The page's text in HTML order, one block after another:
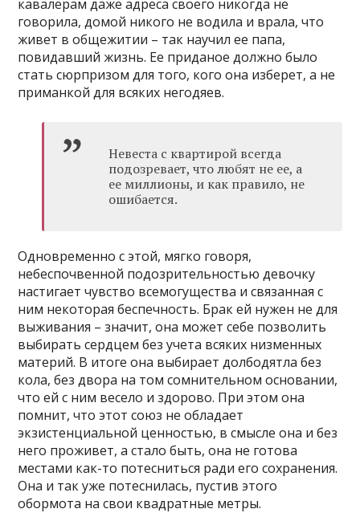
кавалерам даже адреса своего никогда не
говорила, домой никого не водила и врала, что
живет в общежитии – так научил ее папа,
повидавший жизнь. Ее приданое должно было
стать сюрпризом для того, кого она изберет, а не
приманкой для всяких негодяев.
Невеста с квартирой всегда
подозревает, что любят не ее, а
ее миллионы, и как правило, не
ошибается.
Одновременно с этой, мягко говоря,
небеспочвенной подозрительностью девочку
настигает чувство всемогущества и связанная с
ним некоторая беспечность. Брак ей нужен не для
выживания – значит, она может себе позволить
выбирать сердцем без учета всяких низменных
материй. В итоге она выбирает долбодятла без
кола, без двора на том сомнительном основании,
что ей с ним весело и здорово. При этом она
помнит, что этот союз не обладает
экзистенциальной ценностью, в смысле она и без
него проживет, а стало быть, она не готова
местами как-то потесниться ради его сохранения.
Она и так уже потеснилась, пустив этого
обормота на свои квадратные метры.